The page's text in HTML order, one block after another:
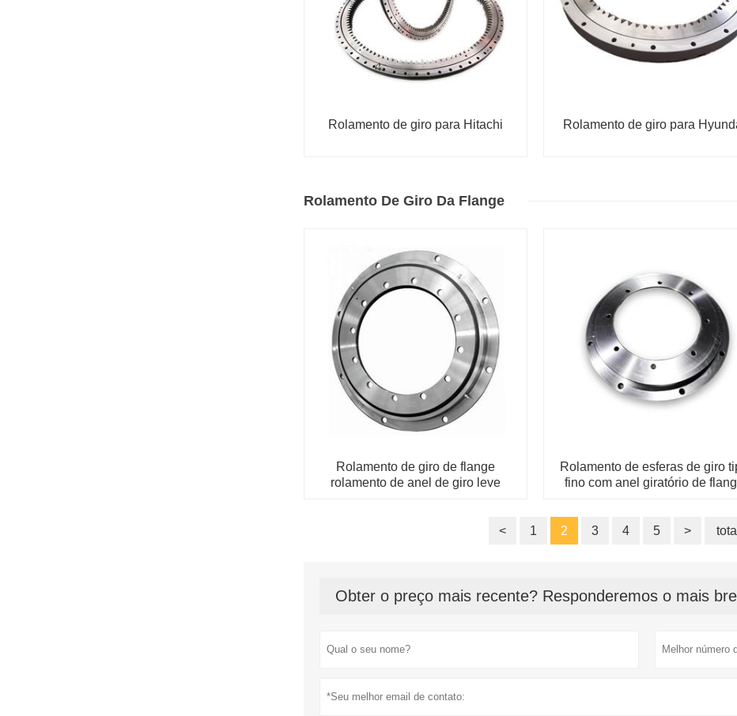
Rolamento de giro para Hitachi Rolamento de giro para
Rolamento De Giro Da Flange
Rolamento de giro de flange
rolamento de anel de giro leve
Rolamento de esferas de giro
fino com anel giratório de
< 1 2 3 4 5 >
Obter o preço mais recente? Responderemos o mais